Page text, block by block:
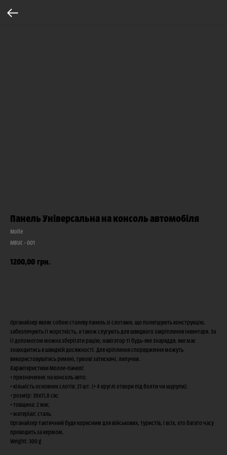
Панель Універсальна на консоль автомобіля
Molle
MBUC - 001
1200,00 грн.
Органайзер являє собою сталеву панель зі слотами, що полегшують конструкцію,
забезпечують її жорсткість, а також слугують для швидкого закріплення інвентаря. За
її допомогою можна зберігати рацію, навігатор ті будь-яке знаряддя, яке має
знаходитись в швидкій досяжності. Для кріплення спорядження можуть
використовуватись ремені, гумові затискачі, липучки.
Характеристики Молле-панелі:
• призначення: на консоль авто;
• кількість основних слотів: 21 шт. (+ 4 круглі отвори під болти чи шурупи);
• розмір: 39х11,8 см;
• товщина: 2 мм;
• матеріал: сталь.
Органайзер тактичний буде корисним для військових, туристів, і всіх, хто багато часу
проводить за кермом.
Weight: 300 g